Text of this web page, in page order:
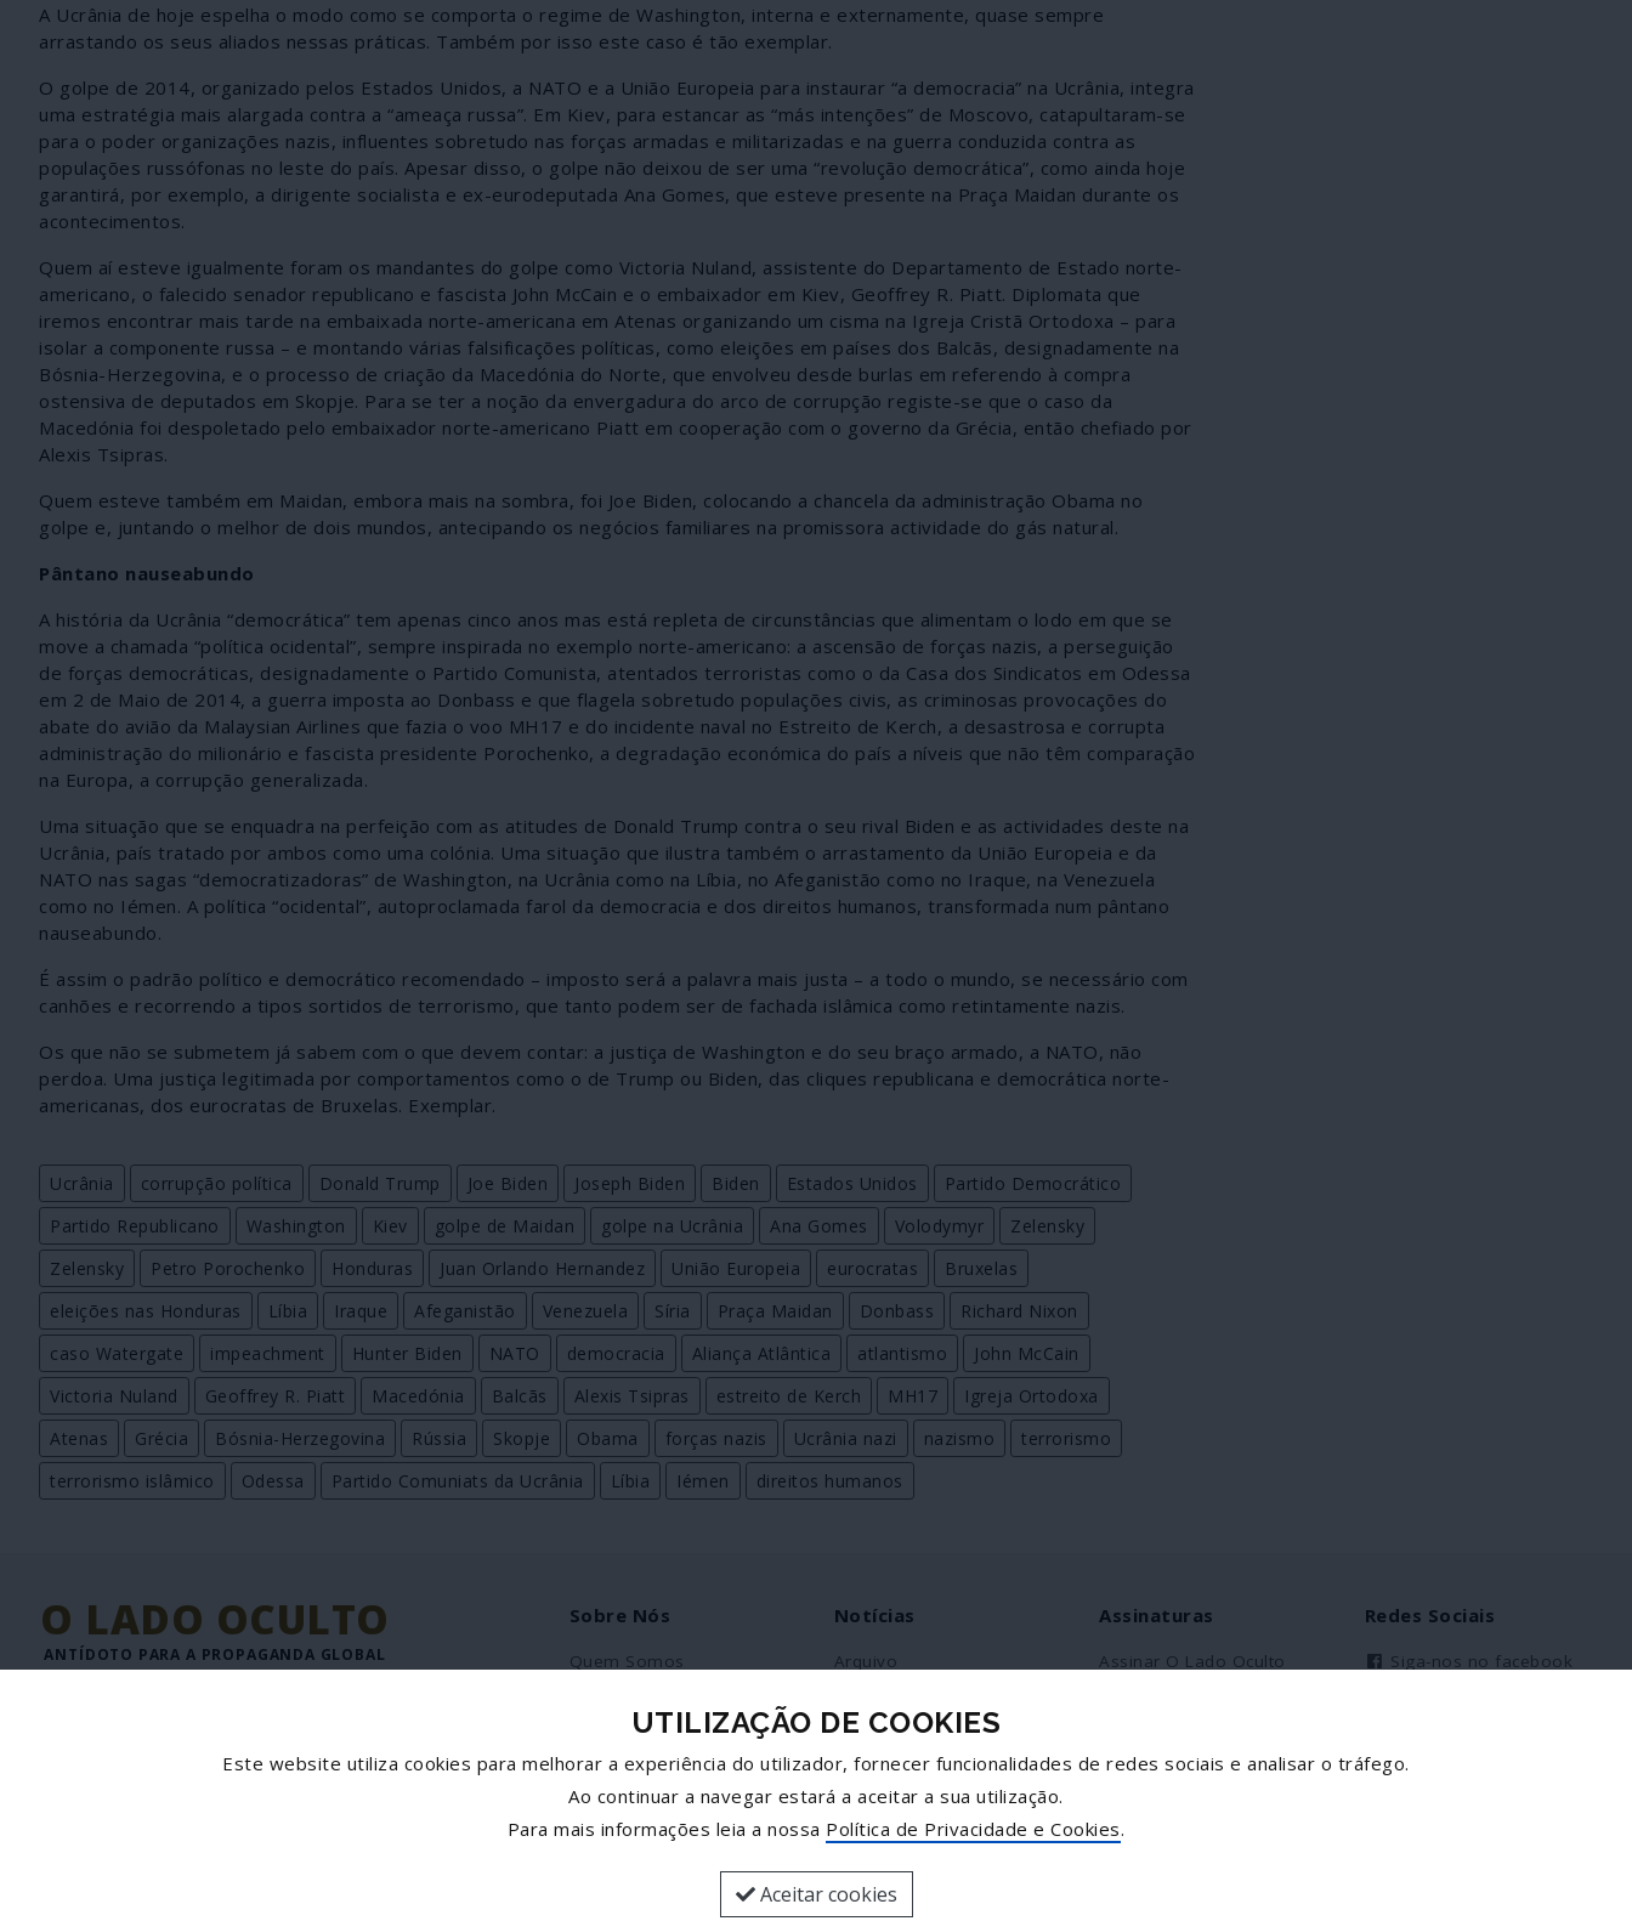
A Ucrânia de hoje espelha o modo como se comporta o regime de Washington, interna e externamente, quase sempre
arrastando os seus aliados nessas práticas. Também por isso este caso é tão exemplar.
O golpe de 2014, organizado pelos Estados Unidos, a NATO e a União Europeia para instaurar “a democracia” na Ucrânia, integra
uma estratégia mais alargada contra a “ameaça russa”. Em Kiev, para estancar as “más intenções” de Moscovo, catapultaram-se
para o poder organizações nazis, influentes sobretudo nas forças armadas e militarizadas e na guerra conduzida contra as
populações russófonas no leste do país. Apesar disso, o golpe não deixou de ser uma “revolução democrática”, como ainda hoje
garantirá, por exemplo, a dirigente socialista e ex-eurodeputada Ana Gomes, que esteve presente na Praça Maidan durante os
acontecimentos.
Quem aí esteve igualmente foram os mandantes do golpe como Victoria Nuland, assistente do Departamento de Estado norte-
americano, o falecido senador republicano e fascista John McCain e o embaixador em Kiev, Geoffrey R. Piatt. Diplomata que
iremos encontrar mais tarde na embaixada norte-americana em Atenas organizando um cisma na Igreja Cristã Ortodoxa – para
isolar a componente russa – e montando várias falsificações políticas, como eleições em países dos Balcãs, designadamente na
Bósnia-Herzegovina, e o processo de criação da Macedónia do Norte, que envolveu desde burlas em referendo à compra
ostensiva de deputados em Skopje. Para se ter a noção da envergadura do arco de corrupção registe-se que o caso da
Macedónia foi despoletado pelo embaixador norte-americano Piatt em cooperação com o governo da Grécia, então chefiado por
Alexis Tsipras.
Quem esteve também em Maidan, embora mais na sombra, foi Joe Biden, colocando a chancela da administração Obama no
golpe e, juntando o melhor de dois mundos, antecipando os negócios familiares na promissora actividade do gás natural.
Pântano nauseabundo
A história da Ucrânia “democrática” tem apenas cinco anos mas está repleta de circunstâncias que alimentam o lodo em que se
move a chamada “política ocidental”, sempre inspirada no exemplo norte-americano: a ascensão de forças nazis, a perseguição
de forças democráticas, designadamente o Partido Comunista, atentados terroristas como o da Casa dos Sindicatos em Odessa
em 2 de Maio de 2014, a guerra imposta ao Donbass e que flagela sobretudo populações civis, as criminosas provocações do
abate do avião da Malaysian Airlines que fazia o voo MH17 e do incidente naval no Estreito de Kerch, a desastrosa e corrupta
administração do milionário e fascista presidente Porochenko, a degradação económica do país a níveis que não têm comparação
na Europa, a corrupção generalizada.
Uma situação que se enquadra na perfeição com as atitudes de Donald Trump contra o seu rival Biden e as actividades deste na
Ucrânia, país tratado por ambos como uma colónia. Uma situação que ilustra também o arrastamento da União Europeia e da
NATO nas sagas “democratizadoras” de Washington, na Ucrânia como na Líbia, no Afeganistão como no Iraque, na Venezuela
como no Iémen. A política “ocidental”, autoproclamada farol da democracia e dos direitos humanos, transformada num pântano
nauseabundo.
É assim o padrão político e democrático recomendado – imposto será a palavra mais justa – a todo o mundo, se necessário com
canhões e recorrendo a tipos sortidos de terrorismo, que tanto podem ser de fachada islâmica como retintamente nazis.
Os que não se submetem já sabem com o que devem contar: a justiça de Washington e do seu braço armado, a NATO, não
perdoa. Uma justiça legitimada por comportamentos como o de Trump ou Biden, das cliques republicana e democrática norte-
americanas, dos eurocratas de Bruxelas. Exemplar.
Ucrânia corrupção política Donald Trump Joe Biden Joseph Biden Biden Estados Unidos
Partido Democrático
Partido Republicano
Washington Kiev golpe de Maidan golpe na Ucrânia Ana Gomes Volodymyr
Zelensky
Zelensky
Petro Porochenko Honduras Juan Orlando Hernandez União Europeia eurocratas
Bruxelas
eleições nas Honduras
Líbia Iraque Afeganistão Venezuela Síria Praça Maidan Donbass
Richard Nixon
caso Watergate
impeachment Hunter Biden NATO democracia Aliança Atlântica atlantismo
John McCain
Victoria Nuland
Geoffrey R. Piatt Macedónia Balcãs Alexis Tsipras estreito de Kerch MH17
Igreja Ortodoxa
Atenas
Grécia Bósnia-Herzegovina Rússia Skopje Obama forças nazis Ucrânia nazi nazismo
terrorismo
terrorismo islâmico
Odessa Partido Comuniats da Ucrânia Líbia Iémen direitos humanos
O LADO OCULTO
ANTÍDOTO PARA A PROPAGANDA GLOBAL
Sobre Nós
Quem Somos
Política de Privacidade
Contactos
Notícias
Arquivo
Assinaturas
Assinar O Lado Oculto
Redes Sociais
Siga-nos no facebook
Facebook
UTILIZAÇÃO DE COOKIES
Este website utiliza cookies para melhorar a experiência do utilizador, fornecer funcionalidades de redes sociais e analisar o tráfego.
Ao continuar a navegar estará a aceitar a sua utilização.
Para mais informações leia a nossa Política de Privacidade e Cookies.
Aceitar cookies